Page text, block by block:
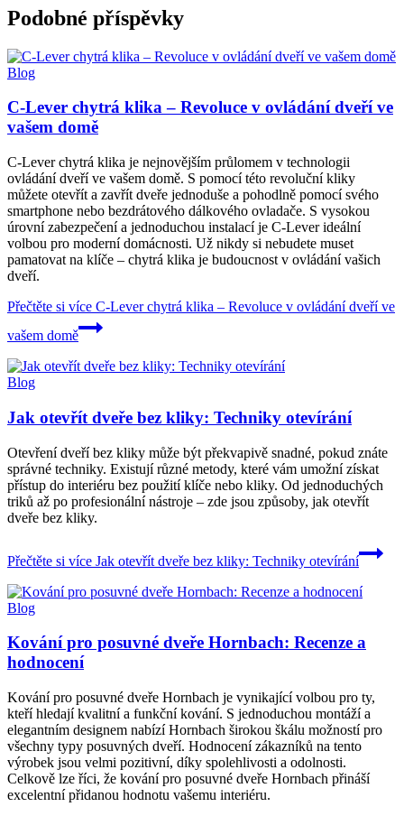
Podobné příspěvky
Blog
C-Lever chytrá klika – Revoluce v ovládání dveří ve
vašem domě
C-Lever chytrá klika je nejnovějším průlomem v technologii
ovládání dveří ve vašem domě. S pomocí této revoluční kliky
můžete otevřít a zavřít dveře jednoduše a pohodlně pomocí svého
smartphone nebo bezdrátového dálkového ovladače. S vysokou
úrovní zabezpečení a jednoduchou instalací je C-Lever ideální
volbou pro moderní domácnosti. Už nikdy si nebudete muset
pamatovat na klíče – chytrá klika je budoucnost v ovládání vašich
dveří.
Přečtěte si více C-Lever chytrá klika – Revoluce v ovládání dveří ve
vašem domě
Blog
Jak otevřít dveře bez kliky: Techniky otevírání
Otevření dveří bez kliky může být překvapivě snadné, pokud znáte
správné techniky. Existují různé metody, které vám umožní získat
přístup do interiéru bez použití klíče nebo kliky. Od jednoduchých
triků až po profesionální nástroje – zde jsou způsoby, jak otevřít
dveře bez kliky.
Přečtěte si více Jak otevřít dveře bez kliky: Techniky otevírání
Blog
Kování pro posuvné dveře Hornbach: Recenze a
hodnocení
Kování pro posuvné dveře Hornbach je vynikající volbou pro ty,
kteří hledají kvalitní a funkční kování. S jednoduchou montáží a
elegantním designem nabízí Hornbach širokou škálu možností pro
všechny typy posuvných dveří. Hodnocení zákazníků na tento
výrobek jsou velmi pozitivní, díky spolehlivosti a odolnosti.
Celkově lze říci, že kování pro posuvné dveře Hornbach přináší
excelentní přidanou hodnotu vašemu interiéru.